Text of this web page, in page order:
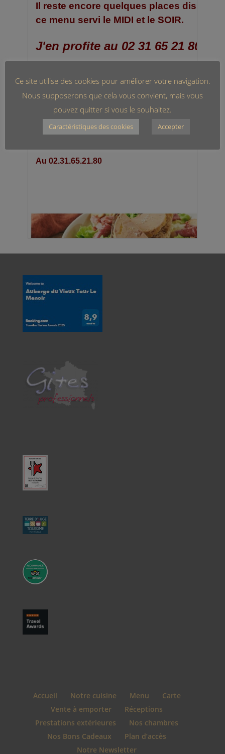
Accueil Notre cuisine Menu
Carte
Vente à emporter
Réceptions
Prestations extérieures
Nos chambres
Nos Bons Cadeaux
Plan d’accès
Notre Newsletter
Ce site utilise des cookies pour améliorer votre navigation.
Nous supposerons que cela vous convient, mais vous
pouvez quitter si vous le souhaitez.
Caractéristiques des cookies Accepter